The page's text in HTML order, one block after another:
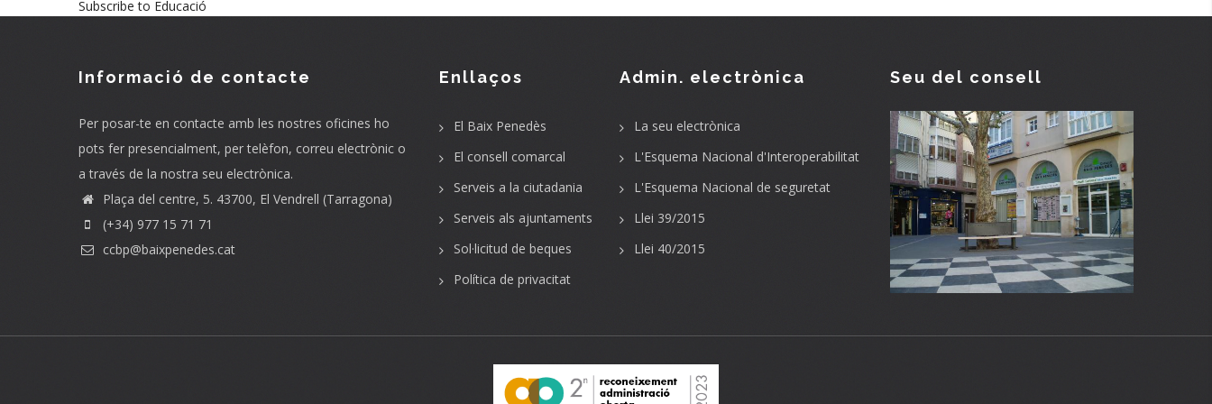
Subscribe to Educació
Informació de contacte
Per posar-te en contacte amb les nostres oficines ho
pots fer presencialment, per telèfon, correu electrònic o
a través de la nostra seu electrònica.
Plaça del centre, 5. 43700, El Vendrell (Tarragona)
(+34) 977 15 71 71
ccbp@baixpenedes.cat
Enllaços
El Baix Penedès
El consell comarcal
Serveis a la ciutadania
Serveis als ajuntaments
Sol·licitud de beques
Política de privacitat
Admin. electrònica
La seu electrònica
L'Esquema Nacional d'Interoperabilitat
L'Esquema Nacional de seguretat
Llei 39/2015
Llei 40/2015
Seu del consell